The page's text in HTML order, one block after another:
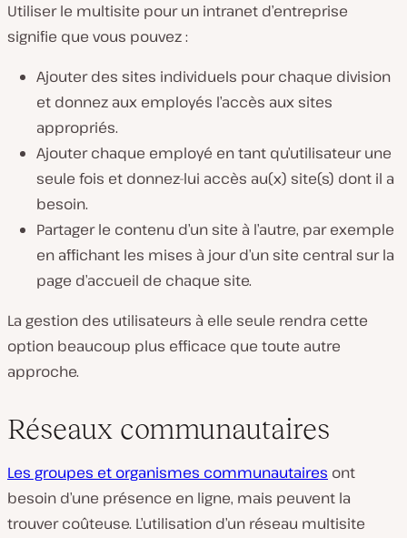
Utiliser le multisite pour un intranet d’entreprise
signifie que vous pouvez :
Ajouter des sites individuels pour chaque division
et donnez aux employés l’accès aux sites
appropriés.
Ajouter chaque employé en tant qu’utilisateur une
seule fois et donnez-lui accès au(x) site(s) dont il a
besoin.
Partager le contenu d’un site à l’autre, par exemple
en affichant les mises à jour d’un site central sur la
page d’accueil de chaque site.
La gestion des utilisateurs à elle seule rendra cette
option beaucoup plus efficace que toute autre
approche.
Réseaux communautaires
Les groupes et organismes communautaires ont
besoin d’une présence en ligne, mais peuvent la
trouver coûteuse. L’utilisation d’un réseau multisite